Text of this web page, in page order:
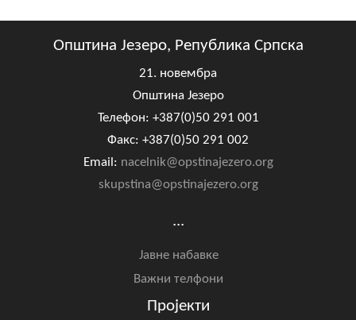
Општина Језеро, Република Српска
21. новембра
Општина Језеро
Телефон: +387(0)50 291 001
Факс: +387(0)50 291 002
Email: nacelnik@opstinajezero.org
skupstina@opstinajezero.org
...
Јавне набавке
Важни телфони
Пројекти